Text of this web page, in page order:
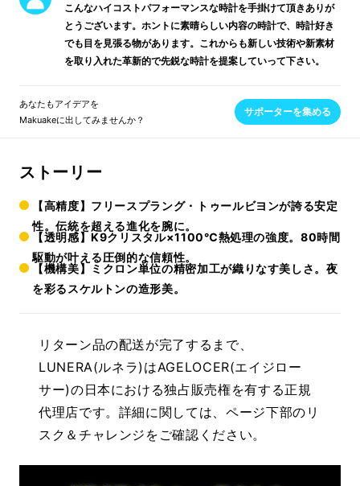
こんなハイコストパフォーマンスな時計を手掛けて頂きありが
とうございます。ホントに素晴らしい内容の時計で、時計好き
でも目を見張る物があります。これからも新しい技術や新素材
を取り入れた革新的で先鋭な時計を提案していって下さい。
あなたもアイデアを
Makuakeに出してみませんか？
サポーターを集める
ストーリー
【高精度】フリースプラング・トゥールビヨンが誇る安定
性。伝統を超える進化を腕に。
【透明感】K9クリスタル×1100℃熱処理の強度。80時間
駆動が叶える圧倒的な信頼性。
【機構美】ミクロン単位の精密加工が織りなす美しさ。夜
を彩るスケルトンの造形美。
リターン品の配送が完了するまで、
LUNERA(ルネラ)はAGELOCER(エイジロー
サー)の日本における独占販売権を有する正規
代理店です。詳細に関しては、ページ下部のリ
スク＆チャレンジをご確認ください。